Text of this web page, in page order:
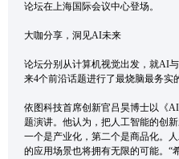
论坛在上海国际会议中心登场。
大咖分享，洞见AI未来
论坛分别从计算机视觉出发，就AI
来4个前沿话题进行了最烧脑最务实
依图科技首席创新官吕昊博士以《
题演讲。他认为，把人工智能的创
一个是产业化，第二个是商品化。
的应用场景也将拥有无限的可能。“